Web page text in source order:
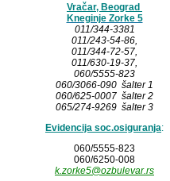
Vračar, Beograd
Kneginje Zorke 5
011/344-3381
011/243-54-86,
011/344-72-57,
011/630-19-37,
060/5555-823
060/3066-090 šalter 1
060/625-0007 šalter 2
065/274-9269 šalter 3
Evidencija soc.osiguranja:
060/5555-823
060/6250-008
k.zorke5@ozbulevar.rs